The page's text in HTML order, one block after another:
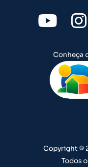
Y
o
u
t
u
b
I
n
s
t
a
Conheça
Copyright ©
Todos